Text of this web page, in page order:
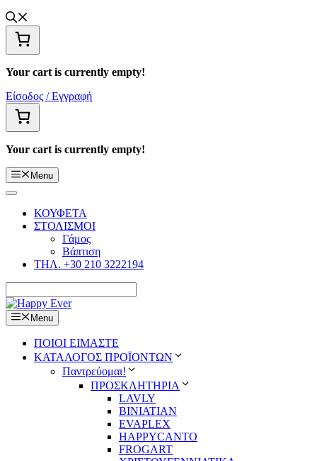
Your cart is currently empty!
Είσοδος / Εγγραφή
Your cart is currently empty!
Menu
ΚΟΥΦΕΤΑ
ΣΤΟΛΙΣΜΟΙ
Γάμος
Βάπτιση
ΤΗΛ. +30 210 3222194
Menu
ΠΟΙΟΙ ΕΙΜΑΣΤΕ
ΚΑΤΑΛΟΓΟΣ ΠΡΟΪΟΝΤΩΝ
Παντρεύομαι!
ΠΡΟΣΚΛΗΤΗΡΙΑ
LAVLY
BINIATIAN
EVAPLEX
HAPPYCANTO
FROGART